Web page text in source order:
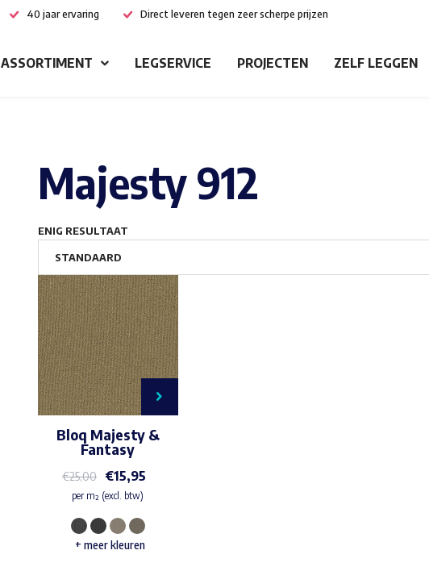
40 jaar ervaring Direct leveren tegen zeer scherpe prijzen
ASSORTIMENT LEGSERVICE PROJECTEN ZELF LEGGEN
Majesty 912
ENIG RESULTAAT
Bloq Majesty &
Fantasy
€25,00 €15,95
per m² (excl. btw)
Dit
+ meer kleuren